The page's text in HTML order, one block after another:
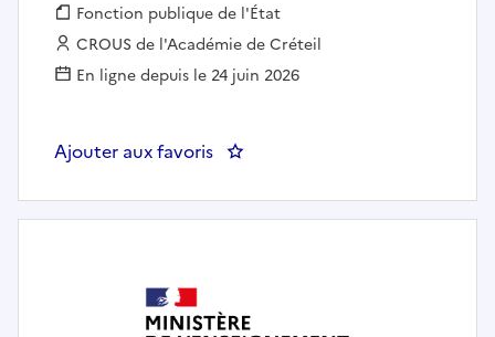
Fonction publique :
Fonction publique de l'État
Employeur :
CROUS de l'Académie de Créteil
En ligne depuis le 24 juin 2026
Ajouter aux favoris : Adjoint au responsable de